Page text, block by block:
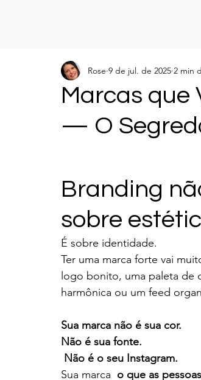
Marcas que
— O
Rose 9 de jul. de 2025 2 min
Branding
sobre
É sobre identidade.
Ter uma marca forte vai
logo bonito, uma paleta de
harmônica ou um feed
Sua marca não é sua cor.
Não é sua fonte.
Não é o seu Instagram.
Sua marca o que as